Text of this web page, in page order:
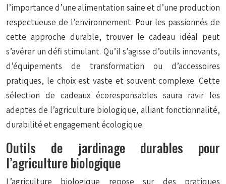
l’importance d’une alimentation saine et d’une production
respectueuse de l’environnement. Pour les passionnés de
cette approche durable, trouver le cadeau idéal peut
s’avérer un défi stimulant. Qu’il s’agisse d’outils innovants,
d’équipements de transformation ou d’accessoires
pratiques, le choix est vaste et souvent complexe. Cette
sélection de cadeaux écoresponsables saura ravir les
adeptes de l’agriculture biologique, alliant fonctionnalité,
durabilité et engagement écologique.
Outils de jardinage durables pour
l’agriculture biologique
L’agriculture biologique repose sur des pratiques